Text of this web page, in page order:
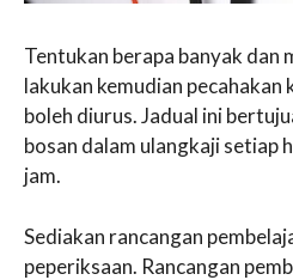
Tentukan berapa banyak dan
lakukan kemudian pecahakan
boleh diurus. Jadual ini
bosan dalam ulangkaji setiap
jam.
Sediakan rancangan
peperiksaan. Rancangan